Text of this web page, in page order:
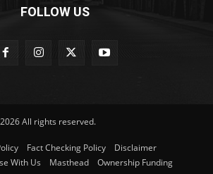
FOLLOW US
All rights reserved.
Fact Checking Policy
Disclaimer
With Us Masthead
Ownership Funding